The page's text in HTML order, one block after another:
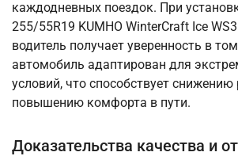
каждодневных поездок. При
255/55R19 KUMHO WinterCraft Ice
водитель получает уверенность в
автомобиль адаптирован для
условий, что способствует снижению
повышению комфорта в пути.
Доказательства качества и